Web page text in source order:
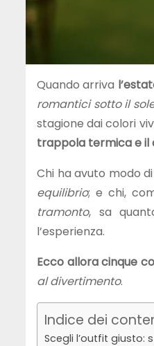
Quando arriva
romantici sotto il
stagione dai colori
trappola termica e il
Chi ha avuto modo
equilibrio; e chi,
tramonto, sa
l’esperienza.
Ecco allora cinque
al divertimento.
Indice dei
Scegli l’outfit giusto: